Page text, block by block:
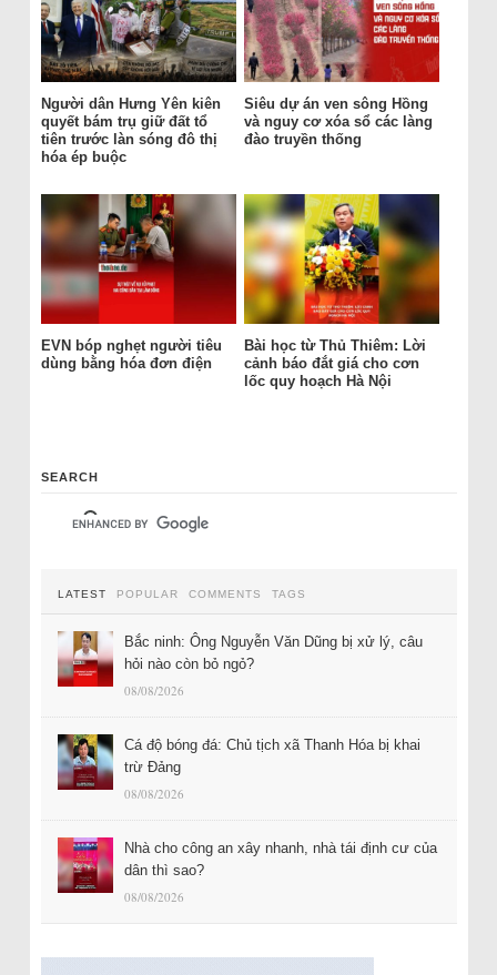
Người dân Hưng Yên kiên
quyết bám trụ giữ đất tổ
tiên trước làn sóng đô thị
hóa ép buộc
Siêu dự án ven sông Hồng
và nguy cơ xóa sổ các làng
đào truyền thống
EVN bóp nghẹt người tiêu
dùng bằng hóa đơn điện
Bài học từ Thủ Thiêm: Lời
cảnh báo đắt giá cho cơn
lốc quy hoạch Hà Nội
SEARCH
LATEST POPULAR COMMENTS TAGS
Bắc ninh: Ông Nguyễn Văn Dũng bị xử lý, câu
hỏi nào còn bỏ ngỏ?
08/08/2026
Cá độ bóng đá: Chủ tịch xã Thanh Hóa bị khai
trừ Đảng
08/08/2026
Nhà cho công an xây nhanh, nhà tái định cư của
dân thì sao?
08/08/2026